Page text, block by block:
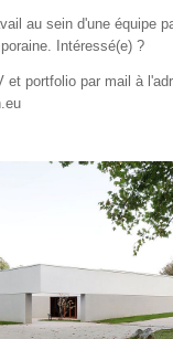
au sein d'une équipe
Intéressé(e) ?
et portfolio par mail à